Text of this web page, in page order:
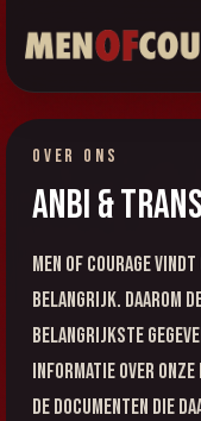
OVER ONS
ANBI &
Men of Courage
belangrijk. Daarom
belangrijkste
informatie over
de documenten die